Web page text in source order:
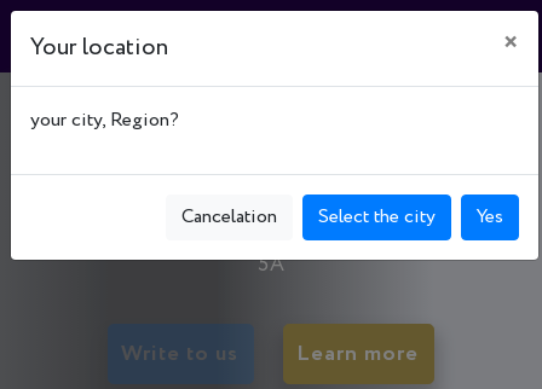
ТОРГОВИЙ ДІМ "7
50083, Dnipropetrovsk oblast, Kryvyi Rih,
Ternivs'kyi р-н, вул. Володимира Терещенка, буд.
5А
Write to us Learn more
Your location ×
your city, Region?
Cancelation Select the city Yes